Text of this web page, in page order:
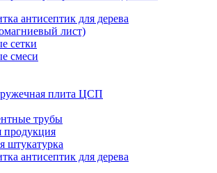
антисептик для дерева
лист)
сетки
смеси
плита ЦСП
трубы
продукция
штукатурка
антисептик для дерева